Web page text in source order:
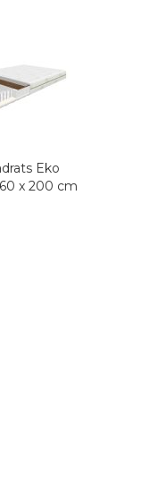
Eko
x 200 cm